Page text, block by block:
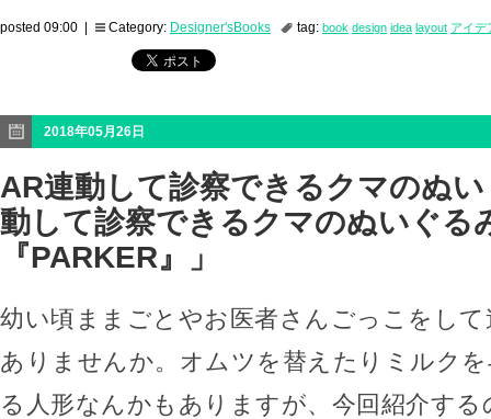
posted 09:00 | Category: Designer'sBooks tag: book design idea layout アイデ
2018年05月26日
AR連動して診察できるクマのぬ
動して診察できるクマのぬいぐる
『PARKER』」
幼い頃ままごとやお医者さんごっこをし
ありませんか。オムツを替えたりミルク
る人形なんかもありますが、今回紹介する